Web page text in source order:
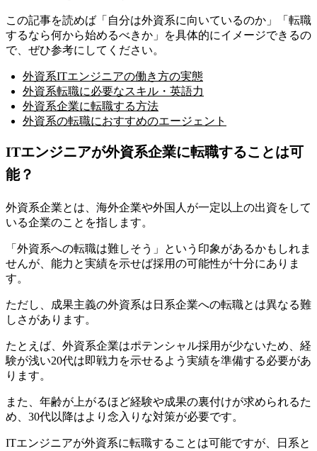
この記事を読めば「自分は外資系に向いているのか」「転職
するなら何から始めるべきか」を具体的にイメージできるの
で、ぜひ参考にしてください。
外資系ITエンジニアの働き方の実態
外資系転職に必要なスキル・英語力
外資系企業に転職する方法
外資系の転職におすすめのエージェント
ITエンジニアが外資系企業に転職することは可
能？
外資系企業とは、海外企業や外国人が一定以上の出資をして
いる企業のことを指します。
「外資系への転職は難しそう」という印象があるかもしれま
せんが、 能力と実績を示せば採用の可能性が十分にありま
す。
ただし、成果主義の外資系は日系企業への転職とは異なる難
しさがあります。
たとえば、外資系企業はポテンシャル採用が少ないため、経
験が浅い20代は即戦力を示せるよう実績を準備する必要があ
ります。
また、年齢が上がるほど経験や成果の裏付けが求められるた
め、30代以降はより念入りな対策が必要です。
ITエンジニアが外資系に転職することは可能ですが、
日系と